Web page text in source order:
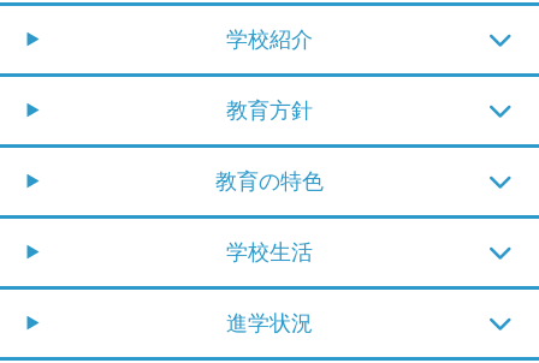
学校紹介
教育方針
教育の特色
学校生活
進学状況